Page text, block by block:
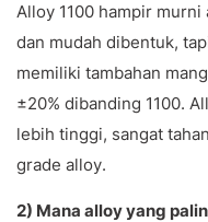
Alloy 1100 hampir
dan mudah dibentuk,
memiliki tambahan
±20% dibanding 1100.
lebih tinggi, sangat
grade alloy.
2) Mana alloy yang